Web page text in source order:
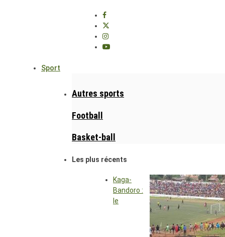
Sport
Autres sports
Football
Basket-ball
Les plus récents
Kaga-
Bandoro :
le